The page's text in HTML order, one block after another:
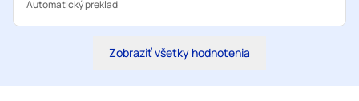
Automatický preklad
Zobraziť všetky hodnotenia